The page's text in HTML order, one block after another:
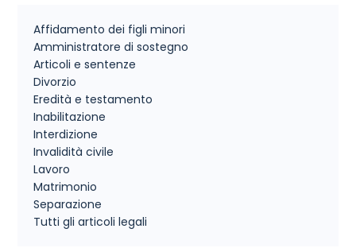
Affidamento dei figli minori
Amministratore di sostegno
Articoli e sentenze
Divorzio
Eredità e testamento
Inabilitazione
Interdizione
Invalidità civile
Lavoro
Matrimonio
Separazione
Tutti gli articoli legali